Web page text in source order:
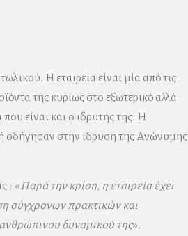
Η εταιρεία είναι μία από τις
της κυρίως στο εξωτερικό αλλά
είναι και ο ιδρυτής της. Η
οδήγησαν στην ίδρυση της Ανώνυμης
: «Παρά την κρίση, η εταιρεία έχει
σύγχρονων πρακτικών και
δυναμικού της».